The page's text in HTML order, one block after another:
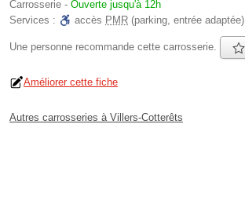
Carrosserie - Ouverte jusqu'à 12h
Services :
accès PMR (parking, entrée adaptée)
Une personne recommande cette carrosserie.
Améliorer cette fiche
Autres carrosseries à Villers-Cotterêts